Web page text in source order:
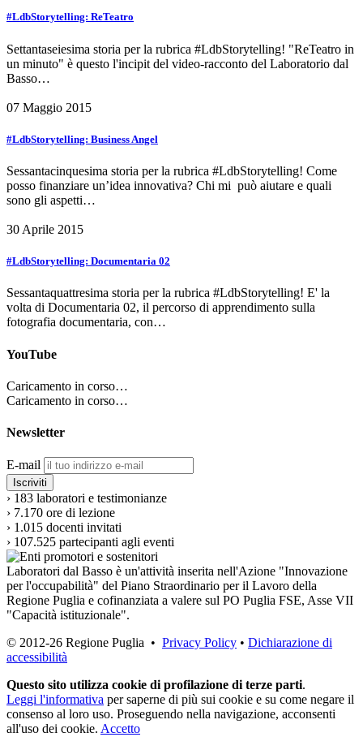
#LdbStorytelling: ReTeatro
Settantaseiesima storia per la rubrica #LdbStorytelling! "ReTeatro in
un minuto" è questo l'incipit del video-racconto del Laboratorio dal
Basso…
07 Maggio 2015
#LdbStorytelling: Business Angel
Sessantacinquesima storia per la rubrica #LdbStorytelling! Come
posso finanziare un’idea innovativa? Chi mi può aiutare e quali
sono gli aspetti…
30 Aprile 2015
#LdbStorytelling: Documentaria 02
Sessantaquattresima storia per la rubrica #LdbStorytelling! E' la
volta di Documentaria 02, il percorso di apprendimento sulla
fotografia documentaria, con…
YouTube
Caricamento in corso…
Caricamento in corso…
Newsletter
E-mail
› 183 laboratori e testimonianze
› 7.170 ore di lezione
› 1.015 docenti invitati
› 107.525 partecipanti agli eventi
Laboratori dal Basso è un'attività inserita nell'Azione "Innovazione
per l'occupabilità" del Piano Straordinario per il Lavoro della
Regione Puglia e cofinanziata a valere sul PO Puglia FSE, Asse VII
"Capacità istituzionale".
© 2012-26 Regione Puglia • Privacy Policy • Dichiarazione di
accessibilità
Questo sito utilizza cookie di profilazione di terze parti.
Leggi l'informativa per saperne di più sui cookie e su come negare il
consenso al loro uso. Proseguendo nella navigazione, acconsenti
all'uso dei cookie. Accetto